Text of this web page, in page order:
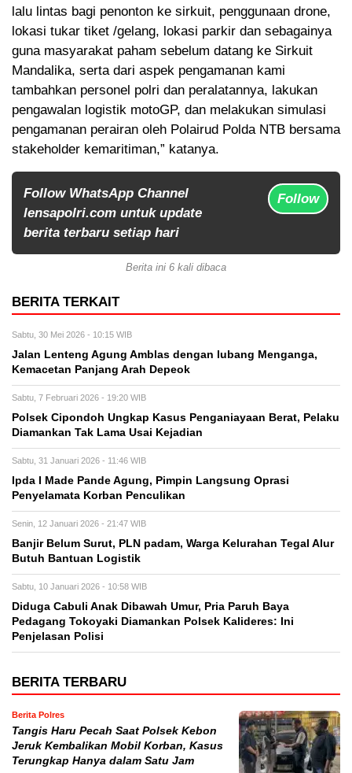
lalu lintas bagi penonton ke sirkuit, penggunaan drone,
lokasi tukar tiket /gelang, lokasi parkir dan sebagainya
guna masyarakat paham sebelum datang ke Sirkuit
Mandalika, serta dari aspek pengamanan kami
tambahkan personel polri dan peralatannya, lakukan
pengawalan logistik motoGP, dan melakukan simulasi
pengamanan perairan oleh Polairud Polda NTB bersama
stakeholder kemaritiman,” katanya.
Follow WhatsApp Channel
lensapolri.com untuk update
berita terbaru setiap hari
Follow
Berita ini 6 kali dibaca
BERITA TERKAIT
Sabtu, 30 Mei 2026 - 10:15 WIB
Jalan Lenteng Agung Amblas dengan lubang Menganga,
Kemacetan Panjang Arah Depeok
Sabtu, 7 Februari 2026 - 19:20 WIB
Polsek Cipondoh Ungkap Kasus Penganiayaan Berat, Pelaku
Diamankan Tak Lama Usai Kejadian
Sabtu, 31 Januari 2026 - 11:46 WIB
Ipda I Made Pande Agung, Pimpin Langsung Oprasi
Penyelamata Korban Penculikan
Senin, 12 Januari 2026 - 21:47 WIB
Banjir Belum Surut, PLN padam, Warga Kelurahan Tegal Alur
Butuh Bantuan Logistik
Sabtu, 10 Januari 2026 - 10:58 WIB
Diduga Cabuli Anak Dibawah Umur, Pria Paruh Baya
Pedagang Tokoyaki Diamankan Polsek Kalideres: Ini
Penjelasan Polisi
BERITA TERBARU
Berita Polres
Tangis Haru Pecah Saat Polsek Kebon
Jeruk Kembalikan Mobil Korban, Kasus
Terungkap Hanya dalam Satu Jam